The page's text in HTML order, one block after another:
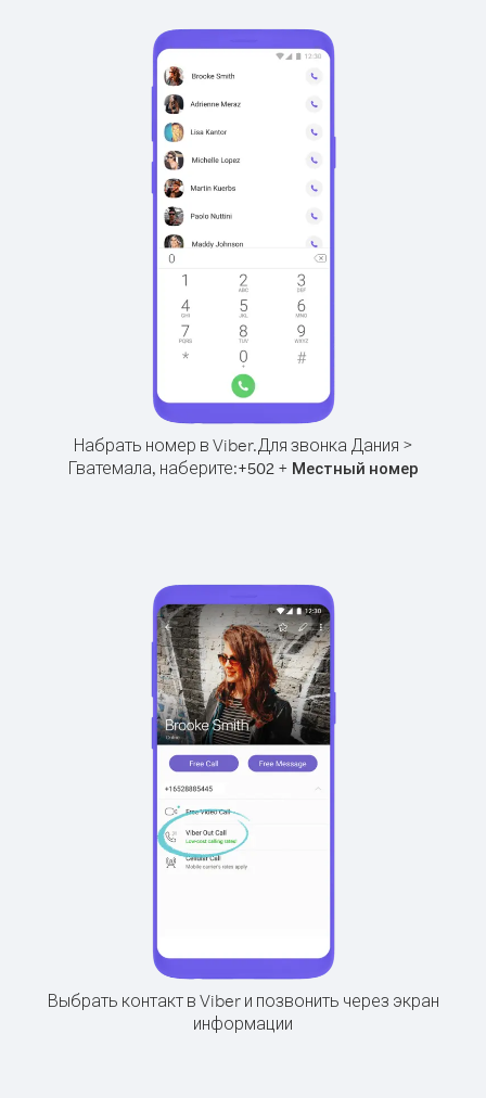
Набрать номер в Viber.Для звонка Дания >
Гватемала, наберите:+502+ Местный номер
Выбрать контакт в Viber и позвонить через экран
информации